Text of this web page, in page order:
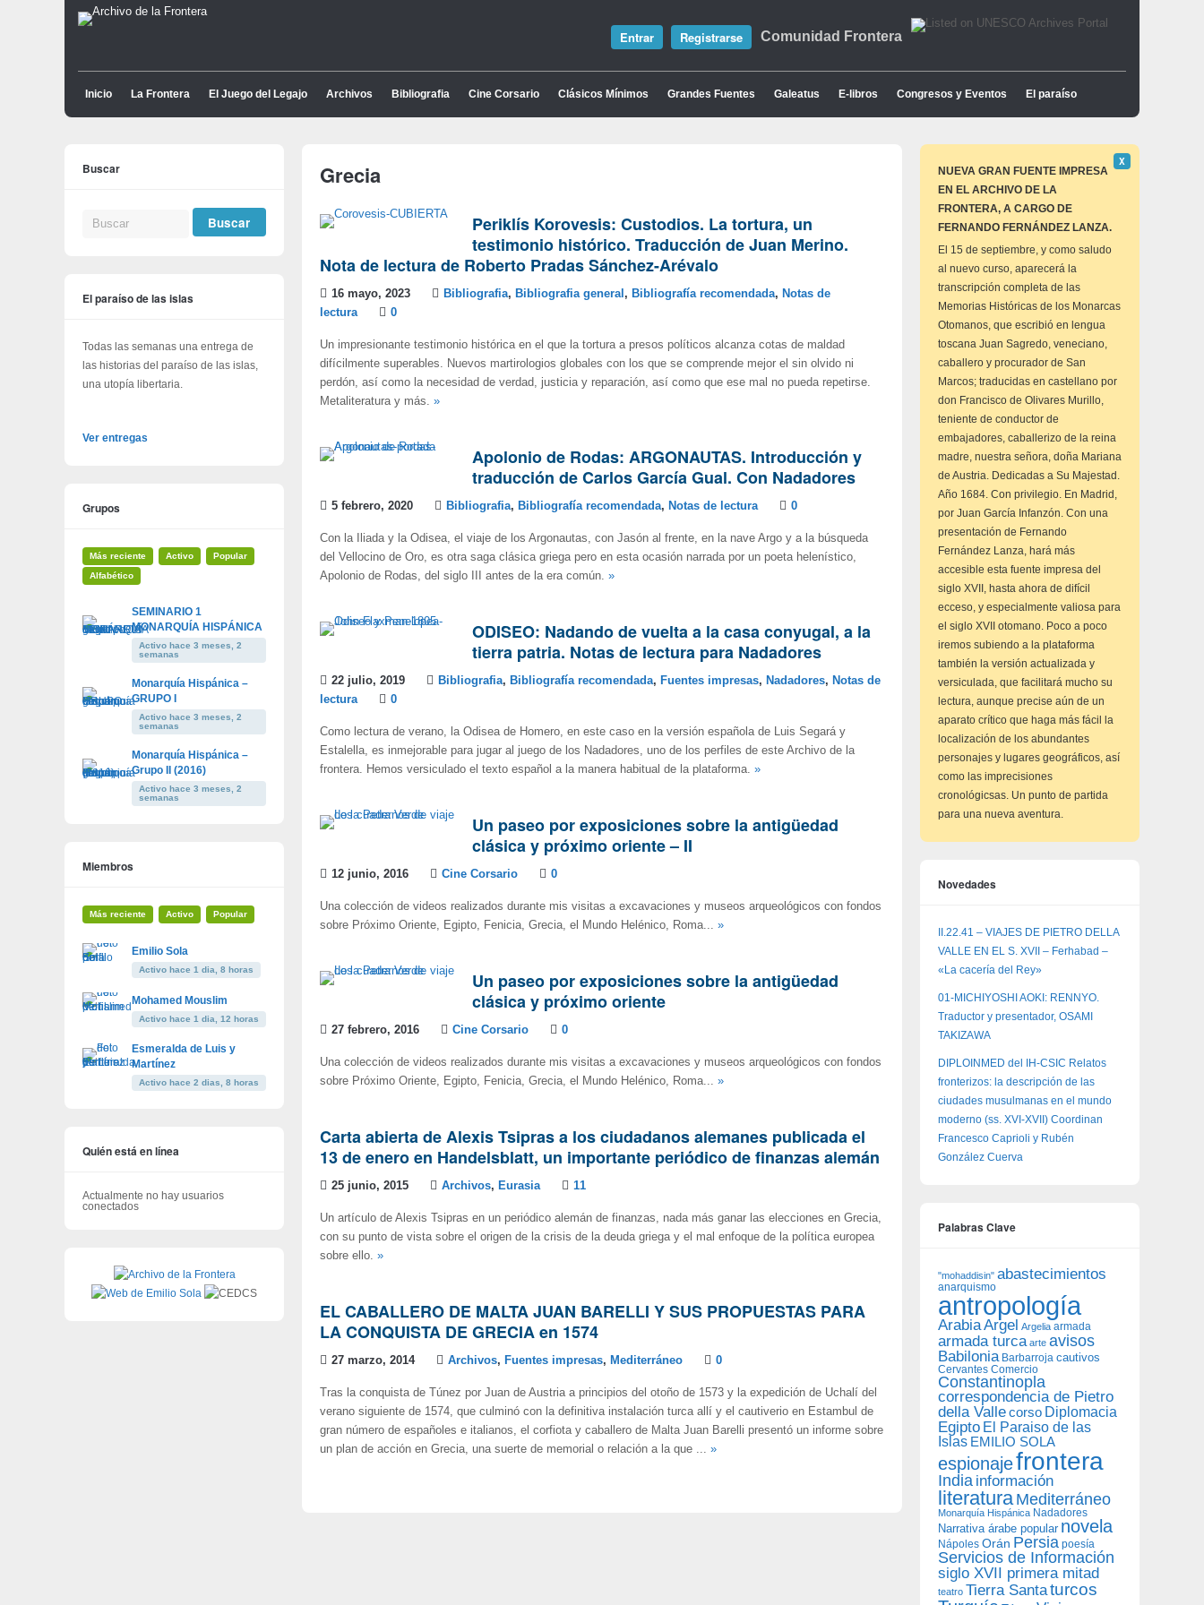
Comunidad Frontera
Entrar Registrarse
Inicio La Frontera El Juego del Legajo Archivos Bibliografia Cine Corsario Clásicos Mínimos Grandes Fuentes Galeatus E-libros Congresos y Eventos El paraíso
Grecia
Periklís Korovesis: Custodios. La tortura, un
testimonio histórico. Traducción de Juan Merino.
Nota de lectura de Roberto Pradas Sánchez-Arévalo
16 mayo, 2023 Bibliografia, Bibliografia general , Bibliografía recomendada, Notas de
lectura
0
Un impresionante testimonio histórica en el que la tortura a presos políticos alcanza cotas de maldad
difícilmente superables. Nuevos martirologios globales con los que se comprende mejor el sin olvido ni
perdón, así como la necesidad de verdad, justicia y reparación, así como que ese mal no pueda repetirse.
Metaliteratura y más. »
Apolonio de Rodas: ARGONAUTAS. Introducción y
traducción de Carlos García Gual. Con Nadadores
5 febrero, 2020 Bibliografia, Bibliografía recomendada, Notas de lectura 0
Con la Iliada y la Odisea, el viaje de los Argonautas, con Jasón al frente, en la nave Argo y a la búsqueda
del Vellocino de Oro, es otra saga clásica griega pero en esta ocasión narrada por un poeta helenístico,
Apolonio de Rodas, del siglo III antes de la era común. »
ODISEO: Nadando de vuelta a la casa conyugal, a la
tierra patria. Notas de lectura para Nadadores
22 julio, 2019 Bibliografia, Bibliografía recomendada, Fuentes impresas, Nadadores, Notas de
lectura
0
Como lectura de verano, la Odisea de Homero, en este caso en la versión española de Luis Segará y
Estalella, es inmejorable para jugar al juego de los Nadadores, uno de los perfiles de este Archivo de la
frontera. Hemos versiculado el texto español a la manera habitual de la plataforma. »
Un paseo por exposiciones sobre la antigüedad
clásica y próximo oriente – II
12 junio, 2016 Cine Corsario 0
Una colección de videos realizados durante mis visitas a excavaciones y museos arqueológicos con fondos
sobre Próximo Oriente, Egipto, Fenicia, Grecia, el Mundo Helénico, Roma... »
Un paseo por exposiciones sobre la antigüedad
clásica y próximo oriente
27 febrero, 2016 Cine Corsario 0
Una colección de videos realizados durante mis visitas a excavaciones y museos arqueológicos con fondos
sobre Próximo Oriente, Egipto, Fenicia, Grecia, el Mundo Helénico, Roma... »
Carta abierta de Alexis Tsipras a los ciudadanos alemanes publicada el
13 de enero en Handelsblatt, un importante periódico de finanzas alemán
25 junio, 2015 Archivos, Eurasia 11
Un artículo de Alexis Tsipras en un periódico alemán de finanzas, nada más ganar las elecciones en Grecia,
con su punto de vista sobre el origen de la crisis de la deuda griega y el mal enfoque de la política europea
sobre ello. »
EL CABALLERO DE MALTA JUAN BARELLI Y SUS PROPUESTAS PARA
LA CONQUISTA DE GRECIA en 1574
27 marzo, 2014 Archivos, Fuentes impresas, Mediterráneo 0
Tras la conquista de Túnez por Juan de Austria a principios del otoño de 1573 y la expedición de Uchalí del
verano siguiente de 1574, que culminó con la definitiva instalación turca allí y el cautiverio en Estambul de
gran número de españoles e italianos, el corfiota y caballero de Malta Juan Barelli presentó un informe sobre
un plan de acción en Grecia, una suerte de memorial o relación a la que ... »
Buscar
El paraíso de las islas
Todas las semanas una entrega de
las historias del paraíso de las islas,
una utopía libertaria.
Ver entregas
Grupos
Más reciente Activo
Popular
Alfabético
SEMINARIO 1
MONARQUÍA HISPÁNICA
Activo hace 3 meses, 2
semanas
Monarquía Hispánica –
GRUPO I
Activo hace 3 meses, 2
semanas
Monarquía Hispánica –
Grupo II (2016)
Activo hace 3 meses, 2
semanas
Miembros
Más reciente Activo Popular
Emilio Sola
Activo hace 1 dia, 8 horas
Mohamed Mouslim
Activo hace 1 dia, 12 horas
Esmeralda de Luis y
Martínez
Activo hace 2 dias, 8 horas
Quién está en línea
Actualmente no hay usuarios
conectados
NUEVA GRAN FUENTE IMPRESA
EN EL ARCHIVO DE LA
FRONTERA, A CARGO DE
FERNANDO FERNÁNDEZ LANZA.
Descartar
este
Χ
El 15 de septiembre, y como saludo
al nuevo curso, aparecerá la
transcripción completa de las
Memorias Históricas de los Monarcas
Otomanos, que escribió en lengua
toscana Juan Sagredo, veneciano,
caballero y procurador de San
Marcos; traducidas en castellano por
don Francisco de Olivares Murillo,
teniente de conductor de
embajadores, caballerizo de la reina
madre, nuestra señora, doña Mariana
de Austria. Dedicadas a Su Majestad.
Año 1684. Con privilegio. En Madrid,
por Juan García Infanzón. Con una
presentación de Fernando
Fernández Lanza, hará más
accesible esta fuente impresa del
siglo XVII, hasta ahora de difícil
ecceso, y especialmente valiosa para
el siglo XVII otomano. Poco a poco
iremos subiendo a la plataforma
también la versión actualizada y
versiculada, que facilitará mucho su
lectura, aunque precise aún de un
aparato crítico que haga más fácil la
localización de los abundantes
personajes y lugares geográficos, así
como las imprecisiones
cronológicsas. Un punto de partida
para una nueva aventura.
Novedades
II.22.41 – VIAJES DE PIETRO DELLA
VALLE EN EL S. XVII – Ferhabad –
«La cacería del Rey»
01-MICHIYOSHI AOKI: RENNYO.
Traductor y presentador, OSAMI
TAKIZAWA
DIPLOINMED del IH-CSIC Relatos
fronterizos: la descripción de las
ciudades musulmanas en el mundo
moderno (ss. XVI-XVII) Coordinan
Francesco Caprioli y Rubén
González Cuerva
Palabras Clave
"mohaddisin" abastecimientos
anarquismo
antropología
ArabiaArgel Argelia armada
armada turca arte avisos
Babilonia Barbarroja cautivos
Cervantes Comercio
Constantinopla
correspondencia de Pietro
della Vallecorso Diplomacia
Egipto El Paraiso de las
Islas EMILIO SOLA
espionajefrontera
India información
literatura Mediterráneo
Monarquía Hispánica Nadadores
Narrativa árabe popular novela
Nápoles Orán Persia poesía
Servicios de Información
siglo XVII primera mitad
teatro Tierra Santaturcos